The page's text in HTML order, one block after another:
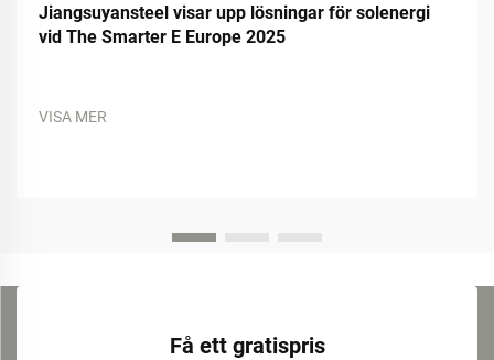
Jiangsuyansteel visar upp lösningar för solenergi
vid The Smarter E Europe 2025
VISA MER
Få ett gratispris